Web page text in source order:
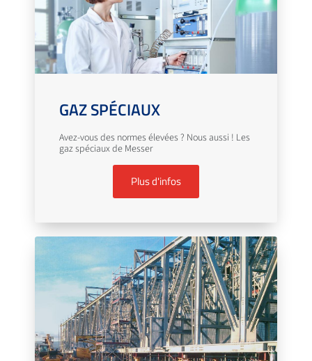
GAZ SPÉCIAUX
Avez-vous des normes élevées ? Nous aussi ! Les
gaz spéciaux de Messer
Plus d'infos